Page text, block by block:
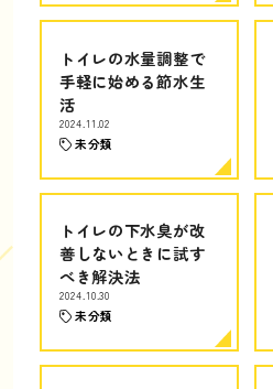
トイレの水量調整で
手軽に始める節水生
活
2024.11.02
未分類
トイレの下水臭が改
善しないときに試す
べき解決法
2024.10.30
未分類